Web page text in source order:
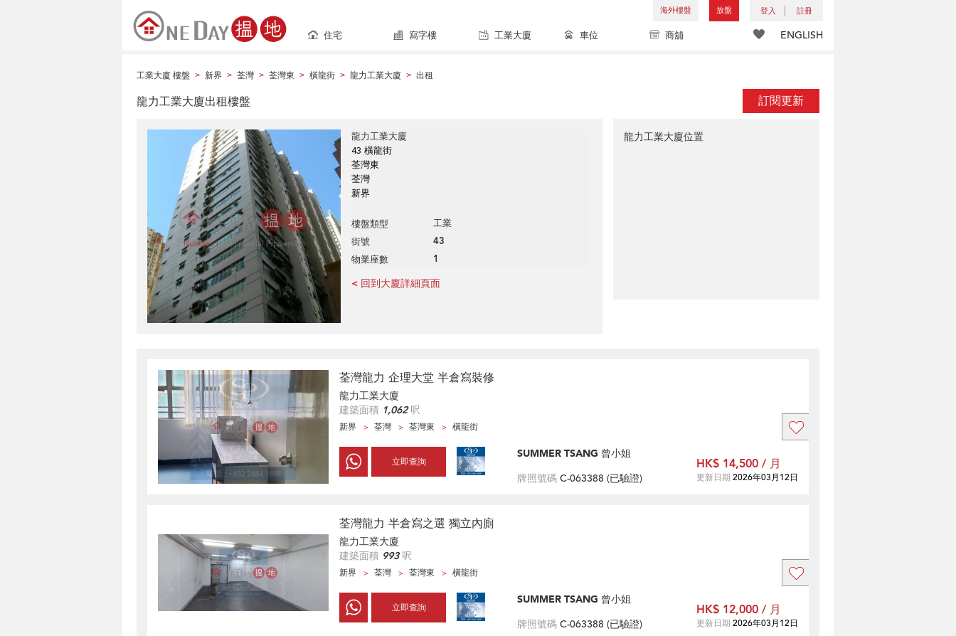
海外樓盤 放盤 登入 註冊
ENGLISH
住宅 寫字樓 工業大廈 車位 商舖
工業大廈 樓盤 > 新界 > 荃灣 > 荃灣東 > 橫龍街 > 龍力工業大廈 > 出租
訂閱更新
龍力工業大廈出租樓盤
龍力工業大廈
43 橫龍街
荃灣東
荃灣
新界
樓盤類型 工業
街號 43
物業座數 1
< 回到大廈詳細頁面
龍力工業大廈位置
荃灣龍力 企理大堂 半倉寫裝修
龍力工業大廈
建築面積 1,062呎
新界 荃灣 荃灣東 橫龍街
立即查詢
SUMMER TSANG 曾小姐
牌照號碼 C-063388 (已驗證)
HK$ 14,500 / 月
更新日期 2026年03月12日
荃灣龍力 半倉寫之選 獨立內廁
龍力工業大廈
建築面積 993呎
新界 荃灣 荃灣東 橫龍街
立即查詢
SUMMER TSANG 曾小姐
牌照號碼 C-063388 (已驗證)
HK$ 12,000 / 月
更新日期 2026年03月12日